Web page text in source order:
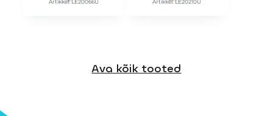
Artikkel: LE20066U Artikkel: LE20210U
Ava kõik tooted